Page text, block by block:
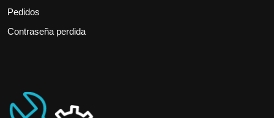
Pedidos
Contraseña perdida